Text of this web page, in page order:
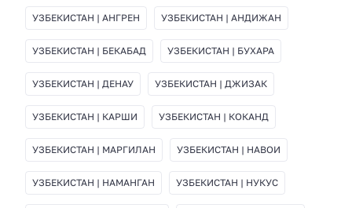
УЗБЕКИСТАН | АНГРЕН УЗБЕКИСТАН | АНДИЖАН
УЗБЕКИСТАН | БЕКАБАД УЗБЕКИСТАН | БУХАРА
УЗБЕКИСТАН | ДЕНАУ УЗБЕКИСТАН | ДЖИЗАК
УЗБЕКИСТАН | КАРШИ УЗБЕКИСТАН | КОКАНД
УЗБЕКИСТАН | МАРГИЛАН УЗБЕКИСТАН | НАВОИ
УЗБЕКИСТАН | НАМАНГАН УЗБЕКИСТАН | НУКУС